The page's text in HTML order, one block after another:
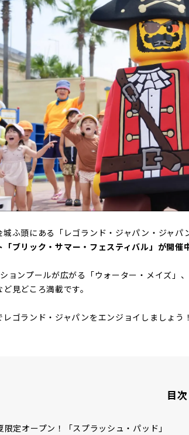
城ふ頭にある「レゴランド・ジャパン・ジャ
ブリック・サマー・フェスティバル」が開催
ョンプールが広がる「ウォーター・メイズ」
見どころ満載です。
レゴランド・ジャパンをエンジョイしましょう！
目次
限定オープン！「スプラッシュ・パッド」